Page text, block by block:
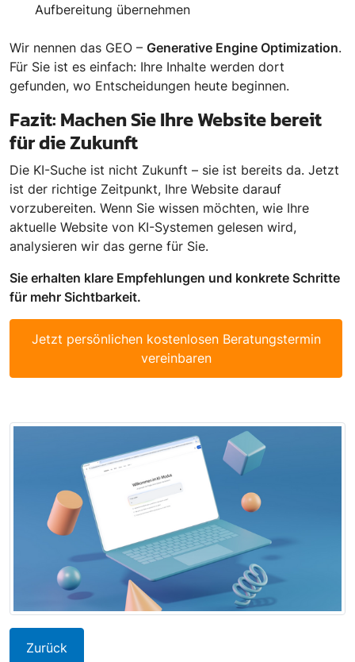
Aufbereitung übernehmen
Wir nennen das GEO – Generative Engine Optimization.
Für Sie ist es einfach: Ihre Inhalte werden dort
gefunden, wo Entscheidungen heute beginnen.
Fazit: Machen Sie Ihre Website bereit
für die Zukunft
Die KI-Suche ist nicht Zukunft – sie ist bereits da. Jetzt
ist der richtige Zeitpunkt, Ihre Website darauf
vorzubereiten. Wenn Sie wissen möchten, wie Ihre
aktuelle Website von KI-Systemen gelesen wird,
analysieren wir das gerne für Sie.
Sie erhalten klare Empfehlungen und konkrete Schritte
für mehr Sichtbarkeit.
Jetzt persönlichen kostenlosen Beratungstermin
vereinbaren
Zurück